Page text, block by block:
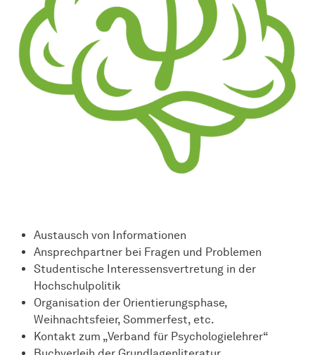
Austausch von In­for­ma­ti­onen
Ansprechpartner bei Fragen und Problemen
Studentische Interessensvertretung in der
Hochschulpolitik
Organisation der Orientierungsphase,
Weihnachtsfeier, Sommerfest, etc.
Kontakt zum „Verband für Psychologielehrer“